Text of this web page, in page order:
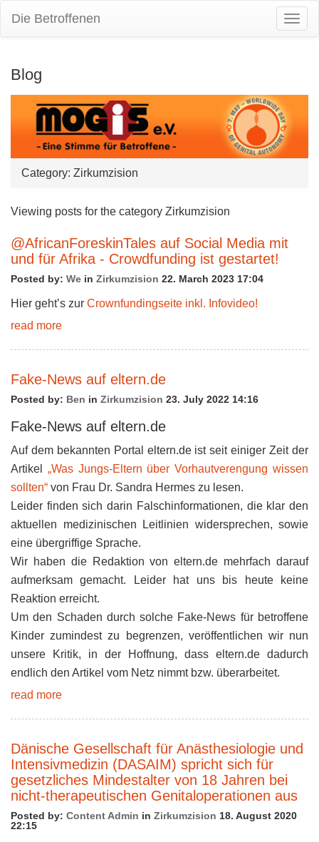
Die Betroffenen
Blog
Category: Zirkumzision
Viewing posts for the category Zirkumzision
@AfricanForeskinTales auf Social Media mit
und für Afrika - Crowdfunding ist gestartet!
Posted by: We in Zirkumzision 22. March 2023 17:04
Hier geht’s zur Crownfundingseite inkl. Infovideo!
read more
Fake-News auf eltern.de
Posted by: Ben in Zirkumzision 23. July 2022 14:16
Fake-News auf eltern.de
Auf dem bekannten Portal eltern.de ist seit einiger Zeit der
Artikel „Was Jungs-Eltern über Vorhautverengung wissen
sollten“ von Frau Dr. Sandra Hermes zu lesen.
Leider finden sich darin Falschinformationen, die klar den
aktuellen medizinischen Leitlinien widersprechen, sowie
eine übergriffige Sprache.
Wir haben die Redaktion von eltern.de mehrfach darauf
aufmerksam gemacht. Leider hat uns bis heute keine
Reaktion erreicht.
Um den Schaden durch solche Fake-News für betroffene
Kinder zumindest zu begrenzen, veröffentlichen wir nun
unsere Kritik, in der Hoffnung, dass eltern.de dadurch
endlich den Artikel vom Netz nimmt bzw. überarbeitet.
read more
Dänische Gesellschaft für Anästhesiologie und
Intensivmedizin (DASAIM) spricht sich für
gesetzliches Mindestalter von 18 Jahren bei
nicht-therapeutischen Genitaloperationen aus
Posted by: Content Admin in Zirkumzision 18. August 2020
22:15